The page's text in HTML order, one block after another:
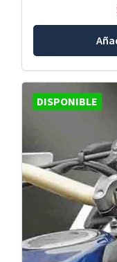
DISPONIBLE